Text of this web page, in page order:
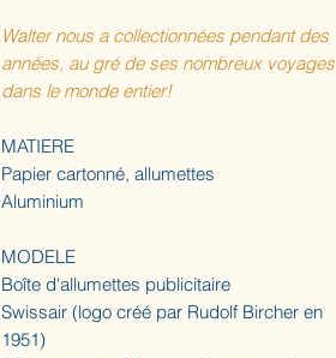
Walter nous a collectionnées pendant des
années, au gré de ses nombreux voyages
dans le monde entier!
MATIERE
Papier cartonné, allumettes
Aluminium
MODELE
Boîte d'allumettes publicitaire
Swissair (logo créé par Rudolf Bircher en
1951)